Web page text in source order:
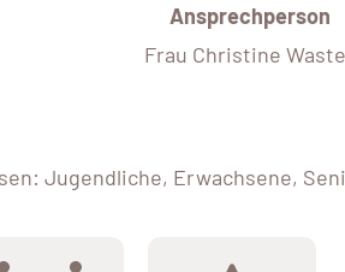
Ansprechperson
Frau Christine
Jugendliche, Erwachsene,